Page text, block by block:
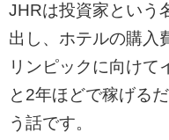
JHRは投資家という
出し、ホテルの購入
リンピックに向けて
と2年ほどで稼げる
う話です。